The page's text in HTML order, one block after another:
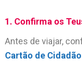
1. Confirma os
Antes de viajar,
Cartão de Cidadão